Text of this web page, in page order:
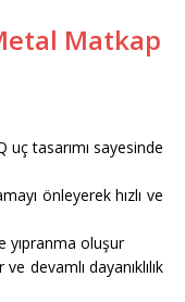
Matkap
tasarımı sayesinde
önleyerek hızlı ve
yıpranma oluşur
devamlı dayanıklılık